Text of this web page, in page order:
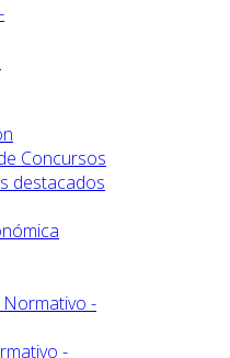
Concursos
destacados
Normativo -
-